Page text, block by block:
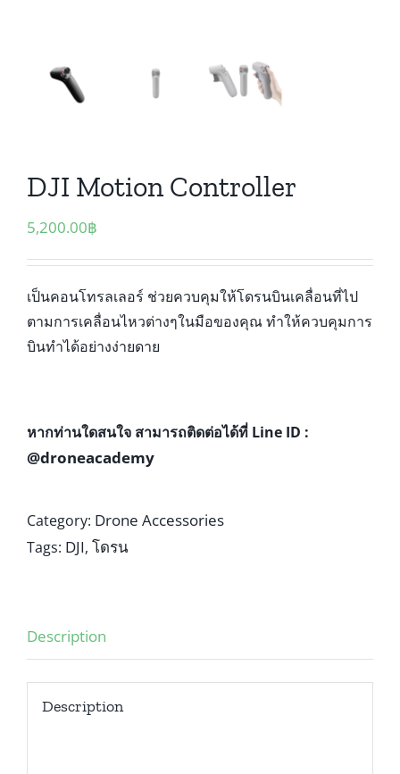
DJI Motion Controller
5,200.00฿
เป็นคอนโทรลเลอร์ ช่วยควบคุมให้โดรนบินเคลื่อนที่ไป
ตามการเคลื่อนไหวต่างๆในมือของคุณ ทำให้ควบคุมการ
บินทำได้อย่างง่ายดาย
หากท่านใดสนใจ สามารถติดต่อได้ที่ Line ID :
@droneacademy
Category: Drone Accessories
Tags: DJI, โดรน
Description
Description